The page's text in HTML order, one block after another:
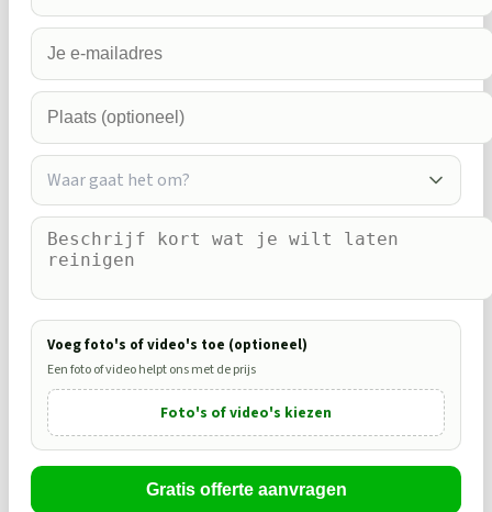
Waar gaat het om?
Voeg foto's of video's toe (optioneel)
Een foto of video helpt ons met de prijs
Foto's of video's kiezen
Gratis offerte aanvragen